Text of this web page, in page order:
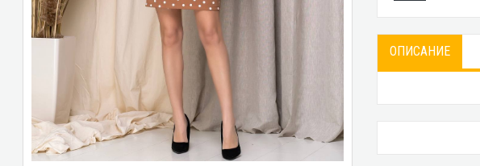
ОПИСАНИЕ